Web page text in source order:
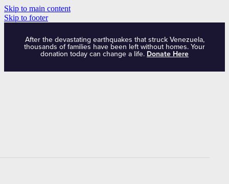
Skip to main content
Skip to footer
After the devastating earthquakes that struck Venezuela,
thousands of families have been left without homes. Your
donation today can change a life. Donate Here